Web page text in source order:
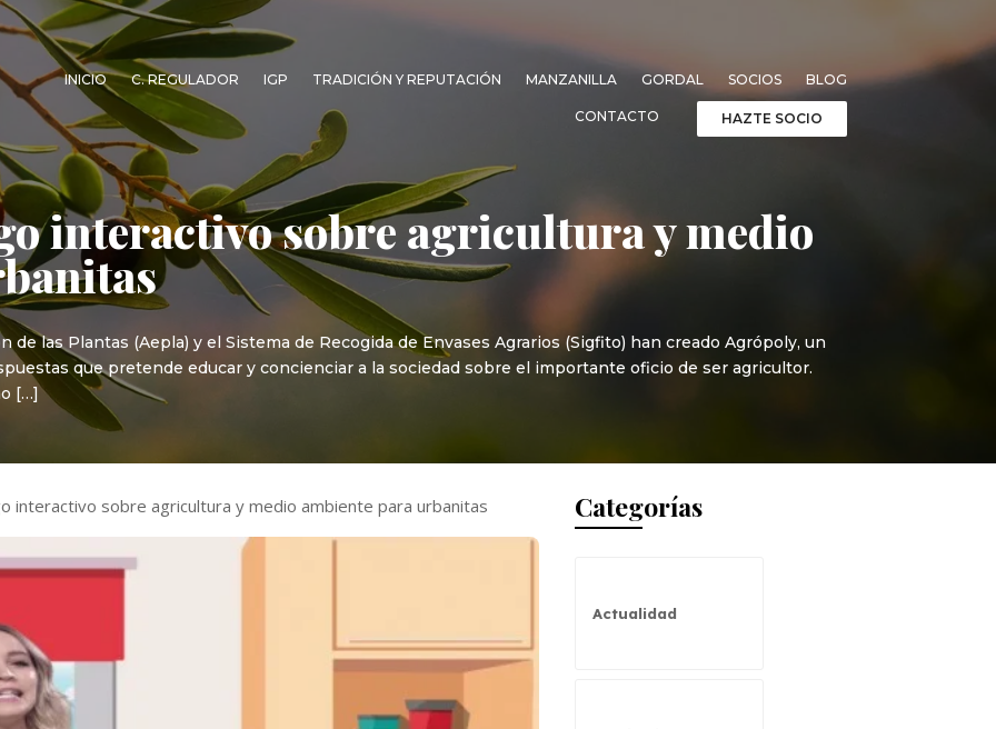
INICIO C. REGULADOR IGP TRADICIÓN Y REPUTACIÓN MANZANILLA GORDAL SOCIOS BLOG
CONTACTO HAZTE SOCIO
interactivo sobre agricultura y medio
de las Plantas (Aepla) y el Sistema de Recogida de Envases Agrarios (Sigfito) han creado Agrópoly, un
que pretende educar y concienciar a la sociedad sobre el importante oficio de ser agricultor.
[…]
interactivo sobre agricultura y medio ambiente para urbanitas Categorías
Actualidad